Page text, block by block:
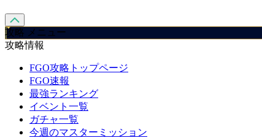
攻略 メニュー
攻略情報
FGO攻略トップページ
FGO速報
最強ランキング
イベント一覧
ガチャ一覧
今週のマスターミッション